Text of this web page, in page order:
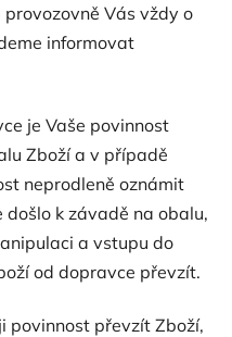
Vás vždy o
informovat
je Vaše povinnost
Zboží a v případě
neprodleně oznámit
k závadě na obalu,
a vstupu do
od dopravce převzít.
povinnost převzít Zboží,